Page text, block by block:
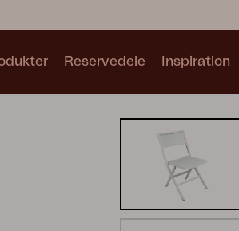
Samlinger
Reservedele Inspiration